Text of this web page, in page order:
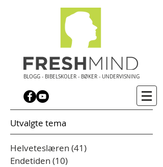
BLOGG - BIBELSKOLER - BØKER - UNDERVISNING
Utvalgte tema
Helveteslæren (41)
Endetiden (10)